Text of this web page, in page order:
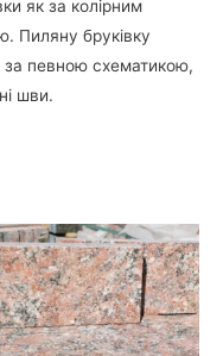
як за колірним
Пиляну бруківку
за певною схематикою,
шви.